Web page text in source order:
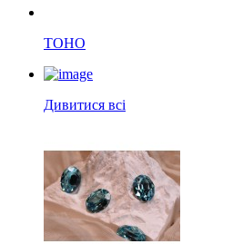
TOHO
Дивитися всі